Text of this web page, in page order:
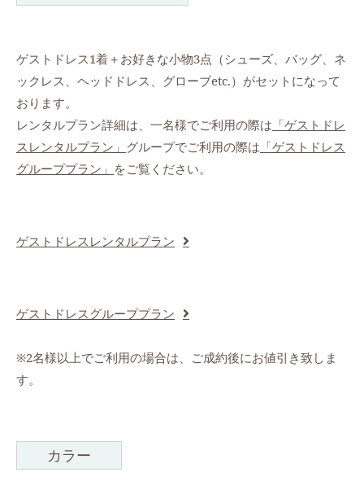
ゲストドレス1着＋お好きな小物3点（シューズ、バッグ、ネ
ックレス、ヘッドドレス、グローブetc.）がセットになって
おります。
レンタルプラン詳細は、一名様でご利用の際は 「ゲストドレ
スレンタルプラン」 グループでご利用の際は 「ゲストドレス
グループプラン」 をご覧ください。
ゲストドレスレンタルプラン
ゲストドレスグループプラン
※2名様以上でご利用の場合は、ご成約後にお値引き致しま
す。
カラー